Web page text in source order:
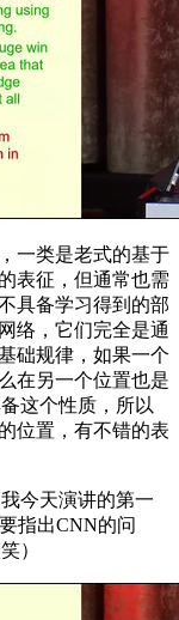
一类是老式的基于
表征，但通常也需
具备学习得到的部
络，它们完全是通
础规律，如果一个
在另一个位置也是
这个性质，所以
位置，有不错的表
今天演讲的第一
指出CNN的问
）